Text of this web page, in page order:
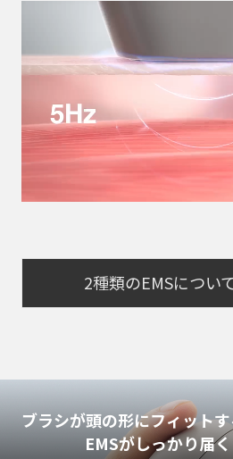
2種類のEMSについ
ブラシが頭の形にフィットす
EMSがしっかり届く